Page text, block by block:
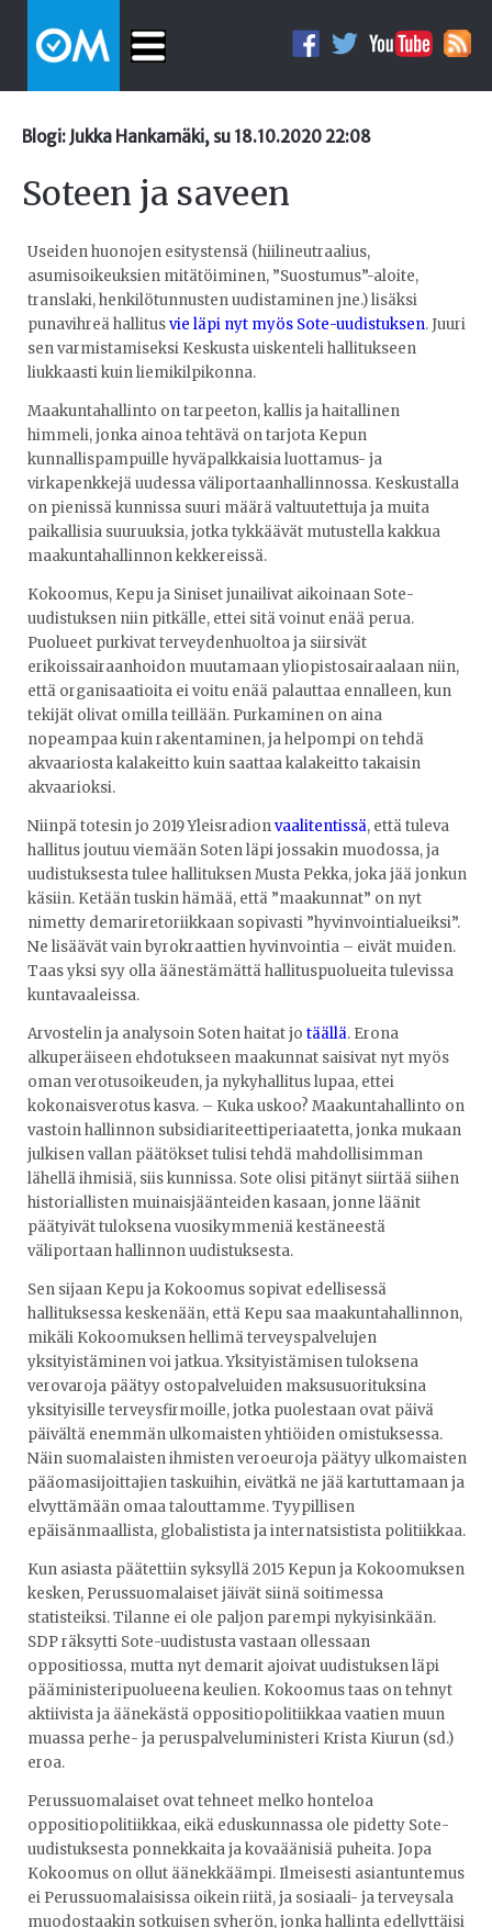
Blogi: Jukka Hankamäki, su 18.10.2020 22:08
Soteen ja saveen
Useiden huonojen esitystensä (hiilineutraalius,
asumisoikeuksien mitätöiminen, ”Suostumus”-aloite,
translaki, henkilötunnusten uudistaminen jne.) lisäksi
punavihreä hallitusvie läpi nyt myös Sote-uudistuksen. Juuri
sen varmistamiseksi Keskusta uiskenteli hallitukseen
liukkaasti kuin liemikilpikonna.
Maakuntahallinto on tarpeeton, kallis ja haitallinen
himmeli, jonka ainoa tehtävä on tarjota Kepun
kunnallispampuille hyväpalkkaisia luottamus- ja
virkapenkkejä uudessa väliportaanhallinnossa. Keskustalla
on pienissä kunnissa suuri määrä valtuutettuja ja muita
paikallisia suuruuksia, jotka tykkäävät mutustella kakkua
maakuntahallinnon kekkereissä.
Kokoomus, Kepu ja Siniset junailivat aikoinaan Sote-
uudistuksen niin pitkälle, ettei sitä voinut enää perua.
Puolueet purkivat terveydenhuoltoa ja siirsivät
erikoissairaanhoidon muutamaan yliopistosairaalaan niin,
että organisaatioita ei voitu enää palauttaa ennalleen, kun
tekijät olivat omilla teillään. Purkaminen on aina
nopeampaa kuin rakentaminen, ja helpompi on tehdä
akvaariosta kalakeitto kuin saattaa kalakeitto takaisin
akvaarioksi.
Niinpä totesin jo 2019 Yleisradionvaalitentissä, että tuleva
hallitus joutuu viemään Soten läpi jossakin muodossa, ja
uudistuksesta tulee hallituksen Musta Pekka, joka jää jonkun
käsiin. Ketään tuskin hämää, että ”maakunnat” on nyt
nimetty demariretoriikkaan sopivasti ”hyvinvointialueiksi”.
Ne lisäävät vain byrokraattien hyvinvointia – eivät muiden.
Taas yksi syy olla äänestämättä hallituspuolueita tulevissa
kuntavaaleissa.
Arvostelin ja analysoin Soten haitat jo täällä. Erona
alkuperäiseen ehdotukseen maakunnat saisivat nyt myös
oman verotusoikeuden, ja nykyhallitus lupaa, ettei
kokonaisverotus kasva. – Kuka uskoo? Maakuntahallinto on
vastoin hallinnon subsidiariteettiperiaatetta, jonka mukaan
julkisen vallan päätökset tulisi tehdä mahdollisimman
lähellä ihmisiä, siis kunnissa. Sote olisi pitänyt siirtää siihen
historiallisten muinaisjäänteiden kasaan, jonne läänit
päätyivät tuloksena vuosikymmeniä kestäneestä
väliportaan hallinnon uudistuksesta.
Sen sijaan Kepu ja Kokoomus sopivat edellisessä
hallituksessa keskenään, että Kepu saa maakuntahallinnon,
mikäli Kokoomuksen hellimä terveyspalvelujen
yksityistäminen voi jatkua. Yksityistämisen tuloksena
verovaroja päätyy ostopalveluiden maksusuorituksina
yksityisille terveysfirmoille, jotka puolestaan ovat päivä
päivältä enemmän ulkomaisten yhtiöiden omistuksessa.
Näin suomalaisten ihmisten veroeuroja päätyy ulkomaisten
pääomasijoittajien taskuihin, eivätkä ne jää kartuttamaan ja
elvyttämään omaa talouttamme. Tyypillisen
epäisänmaallista, globalistista ja internatsistista politiikkaa.
Kun asiasta päätettiin syksyllä 2015 Kepun ja Kokoomuksen
kesken, Perussuomalaiset jäivät siinä soitimessa
statisteiksi. Tilanne ei ole paljon parempi nykyisinkään.
SDP räksytti Sote-uudistusta vastaan ollessaan
oppositiossa, mutta nyt demarit ajoivat uudistuksen läpi
pääministeripuolueena keulien. Kokoomus taas on tehnyt
aktiivista ja äänekästä oppositiopolitiikkaa vaatien muun
muassa perhe- ja peruspalveluministeri Krista Kiurun (sd.)
eroa.
Perussuomalaiset ovat tehneet melko honteloa
oppositiopolitiikkaa, eikä eduskunnassa ole pidetty Sote-
uudistuksesta ponnekkaita ja kovaäänisiä puheita. Jopa
Kokoomus on ollut äänekkäämpi. Ilmeisesti asiantuntemus
ei Perussuomalaisissa oikein riitä, ja sosiaali- ja terveysala
muodostaakin sotkuisen syherön, jonka hallinta edellyttäisi